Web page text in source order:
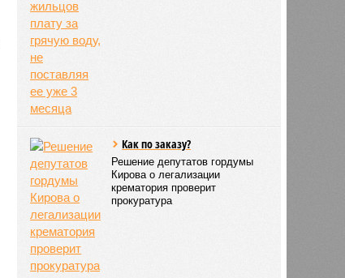
Как по заказу?
Решение депутатов гордумы
Кирова о легализации
крематория проверит
прокуратура